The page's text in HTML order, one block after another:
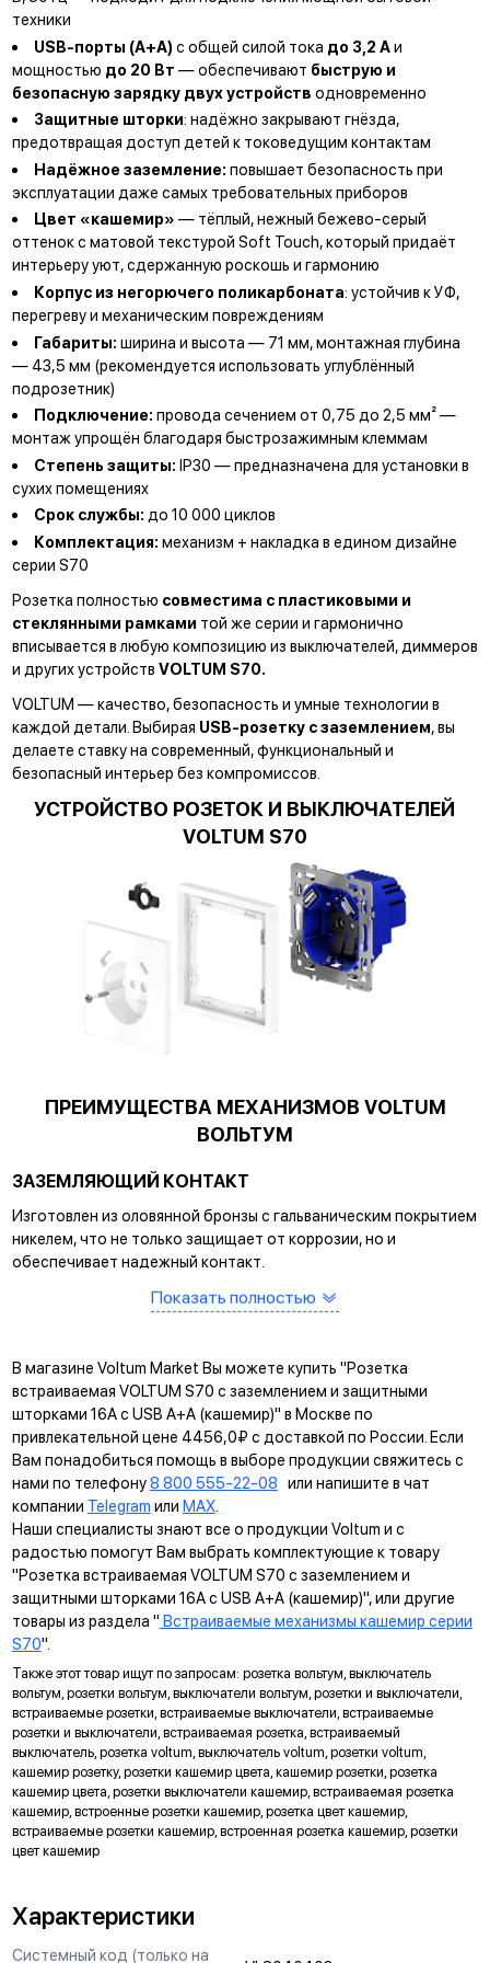
техники
USB-порты (А+А)с общей силой тока до 3,2 Аи
мощностью до 20 Вт — обеспечивают быструю и
безопасную зарядку двух устройств одновременно
Защитные шторки: надёжно закрывают гнёзда,
предотвращая доступ детей к токоведущим контактам
Надёжное заземление: повышает безопасность при
эксплуатации даже самых требовательных приборов
Цвет «кашемир» — тёплый, нежный бежево-серый
оттенок с матовой текстурой Soft Touch, который придаёт
интерьеру уют, сдержанную роскошь и гармонию
Корпус из негорючего поликарбоната: устойчив к УФ,
перегреву и механическим повреждениям
Габариты: ширина и высота — 71 мм, монтажная глубина
— 43,5 мм (рекомендуется использовать углублённый
подрозетник)
Подключение: провода сечением от 0,75 до 2,5 мм² —
монтаж упрощён благодаря быстрозажимным клеммам
Степень защиты:IP30 — предназначена для установки в
сухих помещениях
Срок службы: до 10 000 циклов
Комплектация: механизм + накладка в едином дизайне
серии S70
Розетка полностью совместима с пластиковыми и
стеклянными рамками той же серии и гармонично
вписывается в любую композицию из выключателей, диммеров
и других устройств VOLTUM S70.
VOLTUM — качество, безопасность и умные технологии в
каждой детали. Выбирая USB-розетку с заземлением, вы
делаете ставку на современный, функциональный и
безопасный интерьер без компромиссов.
УСТРОЙСТВО РОЗЕТОК И ВЫКЛЮЧАТЕЛЕЙ
VOLTUM S70
ПРЕИМУЩЕСТВА МЕХАНИЗМОВ VOLTUM
ВОЛЬТУМ
ЗАЗЕМЛЯЮЩИЙ КОНТАКТ
Изготовлен из оловянной бронзы с гальваническим покрытием
никелем, что не только защищает от коррозии, но и
обеспечивает надежный контакт.
САМОЗАЖИМНЫЕ КЛЕММЫ
КРЕПЛЕНИЕ EASY CLICK
Обеспечивает быстрое и легкое соединение механизма с
рамкой. Восемь фиксаторов по периметру нивелируют
неровности стены и надежно удерживают конструкцию.
УНИВЕРСАЛЬНЫЙ МОНТАЖ
Суппорт поддерживает установку механизма в
многопостовые рамки как по горизонтали, так и по вертикали.
ДИАГОНАЛЬНЫЕ ОТВЕРСТИЯ СУППОРТА
Предназначены для удобного крепления механизмов в
нестандартных условиях, не требующих применения
подрозетников.
МАРКИРОВКА
Метка для точного определения длины зачистки изоляции
проводов, упрощающая и ускоряющая процесс монтажа.
АНКЕРНОЕ КРЕПЛЕНИЕ
Надежно фиксирует механизм в подрозетнике, не мешая
ЗАЩИТА
повреждений при установке, обеспечивая безопасную
Показать полностью
В магазине Voltum Market Вы можете купить "Розетка
встраиваемая VOLTUM S70 с заземлением и защитными
шторками 16А с USB A+A (кашемир)" в Москве по
привлекательной цене 4456,0₽ с доставкой по России. Если
Вам понадобиться помощь в выборе продукции свяжитесь с
нами по телефону8 800 555-22-08 или напишите в чат
компании Telegram или MAX.
Наши специалисты знают все о продукции Voltum и с
радостью помогут Вам выбрать комплектующие к товару
"Розетка встраиваемая VOLTUM S70 с заземлением и
защитными шторками 16А с USB A+A (кашемир)", или другие
товары из раздела " Встраиваемые механизмы кашемир серии
S70".
Также этот товар ищут по запросам: розетка вольтум, выключатель
вольтум, розетки вольтум, выключатели вольтум, розетки и выключатели,
встраиваемые розетки, встраиваемые выключатели, встраиваемые
розетки и выключатели, встраиваемая розетка, встраиваемый
выключатель, розетка voltum, выключатель voltum, розетки voltum,
кашемир розетку, розетки кашемир цвета, кашемир розетки, розетка
кашемир цвета, розетки выключатели кашемир, встраиваемая розетка
кашемир, встроенные розетки кашемир, розетка цвет кашемир,
встраиваемые розетки кашемир, встроенная розетка кашемир, розетки
цвет кашемир
Характеристики
Системный код (только на